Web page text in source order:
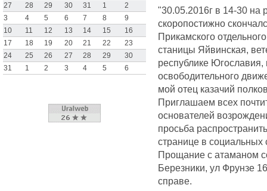
"30.05.2016г в 14-30 на
скоропостижно
Прикамского
станицы Яйвинская,
республике
освободительного
мой отец казачий
Приглашаем всех
основателей
просьба
странице в
Прощание с атаманом
Березники, ул Фрунзе
справе.
27
28 29 30 31 1
2
3
4 5 6 7 8
9
10
11 12 13 14 15
16
17
18 19 20 21 22
23
24
25 26 27 28 29
30
31
1 2 3 4 5 6